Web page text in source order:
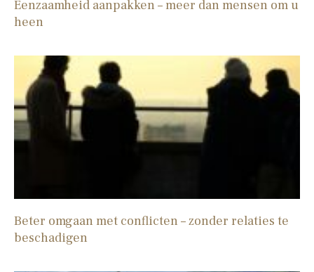
Eenzaamheid aanpakken – meer dan mensen om u
heen
Beter omgaan met conflicten – zonder relaties te
beschadigen